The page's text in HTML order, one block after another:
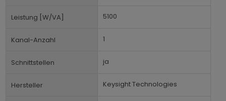
Leistung [W/VA] 5100
Kanal-Anzahl 1
Schnittstellen ja
Hersteller Keysight Technologies